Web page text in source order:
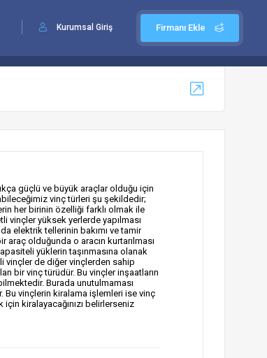
Firmanı Ekle
Kurumsal Giriş
güçlü ve büyük araçlar olduğu için
vinç türleri şu şekildedir;
her birinin özelliği farklı olmak ile
vinçler yüksek yerlerde yapılması
elektrik tellerinin bakımı ve tamir
araç olduğunda o aracın kurtarılması
yüklerin taşınmasına olanak
vinçler de diğer vinçlerden sahip
bir vinç türüdür. Bu vinçler inşaatların
Burada unutulmaması
Bu vinçlerin kiralama işlemleri ise vinç
kiralayacağınızı belirlerseniz